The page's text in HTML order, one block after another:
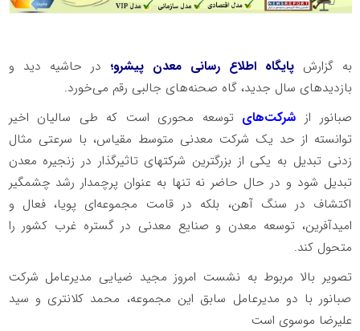
به گزارشپایگاه اطلاع رسانی معدن پیشرو؛ در حاشیه دید و
بازدیدهای سال جدید، گاه صحنه‌های جالبی رقم می‌خورد.
صبانور از شرکت‌های توسعه محوری است که طی سالیان اخیر
توانسته از حد یک شرکت معدنی متوسط مقیاس، با سرعتی مثال
زدنی تبدیل به یکی از بزرگترین شرکتهای تاثیرگذار در زنجیره معدن
تبدیل شود و در حال حاضر نه تنها به عنوان پرچمدار رشد چشمگیر
اکتشاف در سنگ آهن، بلکه در قامت مجموعه‌ای پویا، فعال و
امیدآفرین، توسعه معدن و صنایع معدنی در گستره غرب کشور را
متحول کند.
تصویر بالا مربوط به نشست امروز مجید ضیایی مدیرعامل شرکت
صبانور با دو مدیرعامل سابق این مجموعه، محمد کلانتری و سید
علیرضا موسوی است